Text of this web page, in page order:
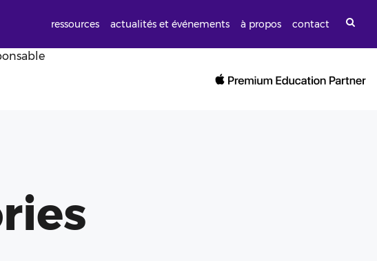
ressources
actualités et événements à propos contact